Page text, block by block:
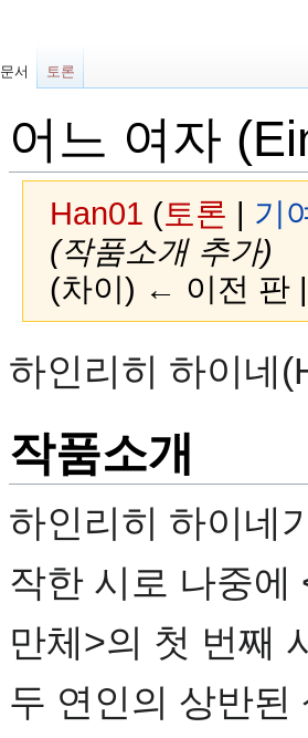
어느 여자
Han01 (토론 | 기
(작품소개 추가)
(차이) ← 이전 판
러
로
색
가
하인리히 하이네
작품소개
하인리히 하이네
작한 시로 나중에
만체>의 첫 번째
두 연인의 상반된
문서 토론